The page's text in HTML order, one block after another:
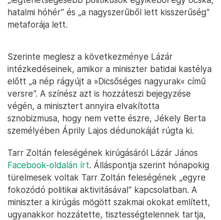
hatalmi hóhér” és „a nagyszerűből lett kisszerűség”
metaforája lett.
Szerinte meglesz a következménye Lázár
intézkedéseinek, amikor a miniszter batidai kastélya
előtt „a nép rágyújt a »Dicsőséges nagyurak« című
versre”. A színész azt is hozzáteszi bejegyzése
végén, a minisztert annyira elvakította
sznobizmusa, hogy nem vette észre, Jékely Berta
személyében Áprily Lajos dédunokáját rúgta ki.
Tarr Zoltán feleségének kirúgásáról Lázár János
Facebook-oldalán írt. Álláspontja szerint hónapokig
türelmesek voltak Tarr Zoltán feleségének „egyre
fokozódó politikai aktivitásával” kapcsolatban. A
miniszter a kirúgás mögött szakmai okokat említett,
ugyanakkor hozzátette, tisztességtelennek tartja,